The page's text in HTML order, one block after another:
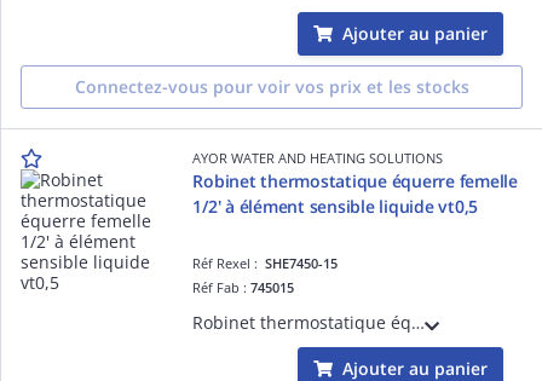
Ajouter au panier
Connectez-vous pour voir vos prix et les stocks
AYOR WATER AND HEATING SOLUTIONS
Robinet thermostatique équerre femelle
1/2' à élément sensible liquide vt0,5
Réf Rexel :SHE7450-15
Réf Fab :745015
Robinet thermostatique équerre femelle 1/2' à élément sensible liquide vt0,5
Ajouter au panier